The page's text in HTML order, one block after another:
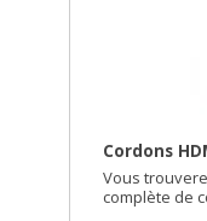
Cordons
Vous
complète de